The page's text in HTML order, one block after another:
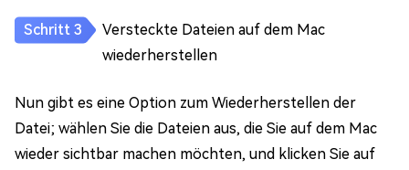
Versteckte Dateien auf dem Mac
wiederherstellen
Nun gibt es eine Option zum Wiederherstellen der
Datei; wählen Sie die Dateien aus, die Sie auf dem Mac
wieder sichtbar machen möchten, und klicken Sie auf